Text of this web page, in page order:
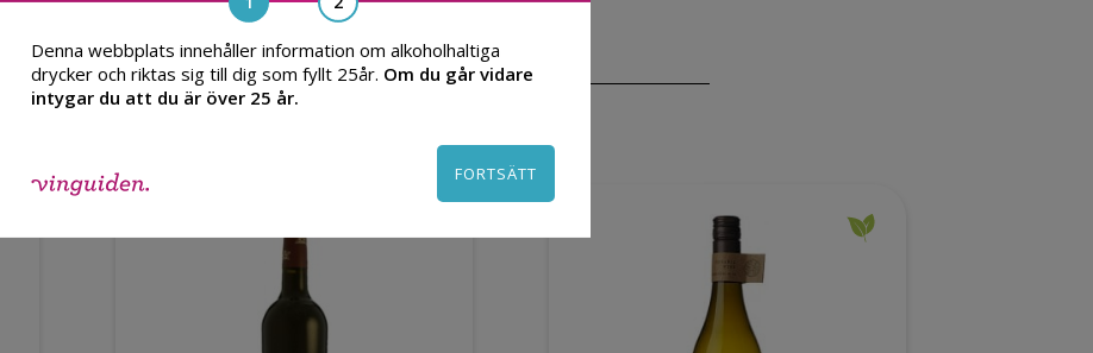
Du kanske också gillar
Denna webbplats innehåller information om alkoholhaltiga
drycker och riktas sig till dig som fyllt 25år. Om du går vidare
intygar du att du är över 25 år.
FORTSÄTT